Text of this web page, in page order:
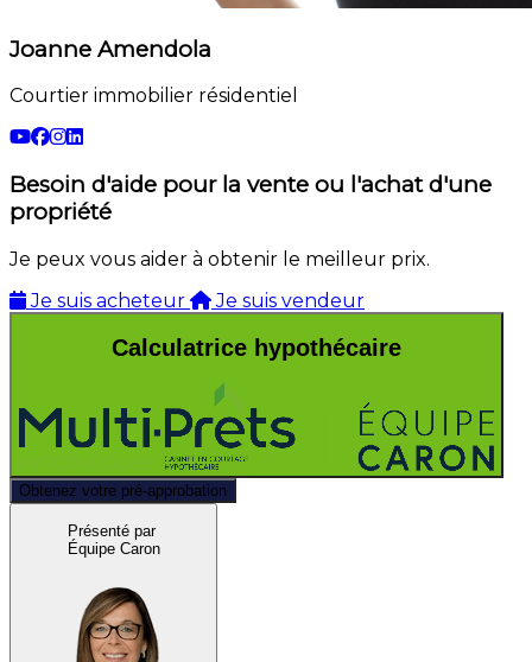
Joanne Amendola
Courtier immobilier résidentiel
Besoin d'aide pour la vente ou l'achat d'une
propriété
Je peux vous aider à obtenir le meilleur prix.
Je suis acheteur
Je suis vendeur
Calculatrice hypothécaire
Obtenez votre pré-approbation
Présenté par
Équipe Caron